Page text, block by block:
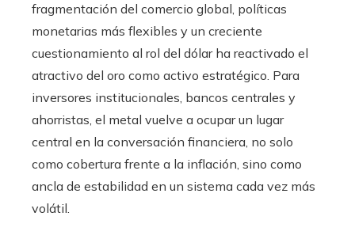
fragmentación del comercio global, políticas
monetarias más flexibles y un creciente
cuestionamiento al rol del dólar ha reactivado el
atractivo del oro como activo estratégico. Para
inversores institucionales, bancos centrales y
ahorristas, el metal vuelve a ocupar un lugar
central en la conversación financiera, no solo
como cobertura frente a la inflación, sino como
ancla de estabilidad en un sistema cada vez más
volátil.